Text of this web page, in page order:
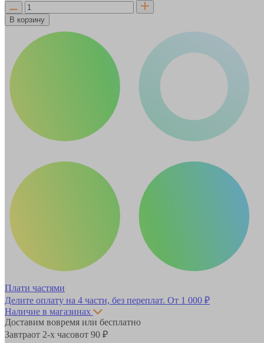
В корзину
Плати частями
Делите оплату на 4 части, без переплат. От 1 000 ₽
Наличие в магазинах
Доставим вовремя или бесплатно
Завтраот 2-х часовот 90 ₽